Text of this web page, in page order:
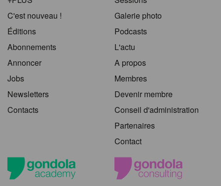
C'est nouveau !
Éditions
Abonnements
Annoncer
Jobs
Newsletters
Contacts
Galerie photo
Podcasts
L'actu
A propos
Membres
Devenir membre
Conseil d'administration
Partenaires
Contact